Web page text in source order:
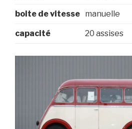
boite de vitesse manuelle
capacité 20 assises